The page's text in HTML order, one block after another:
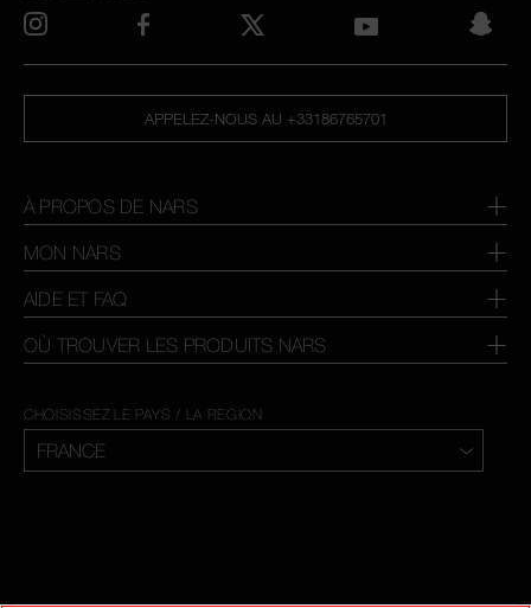
APPELEZ-NOUS AU +33186765701
À PROPOS DE NARS
MON NARS
AIDE ET FAQ
OÙ TROUVER LES PRODUITS NARS
CHOISISSEZ LE PAYS / LA REGION